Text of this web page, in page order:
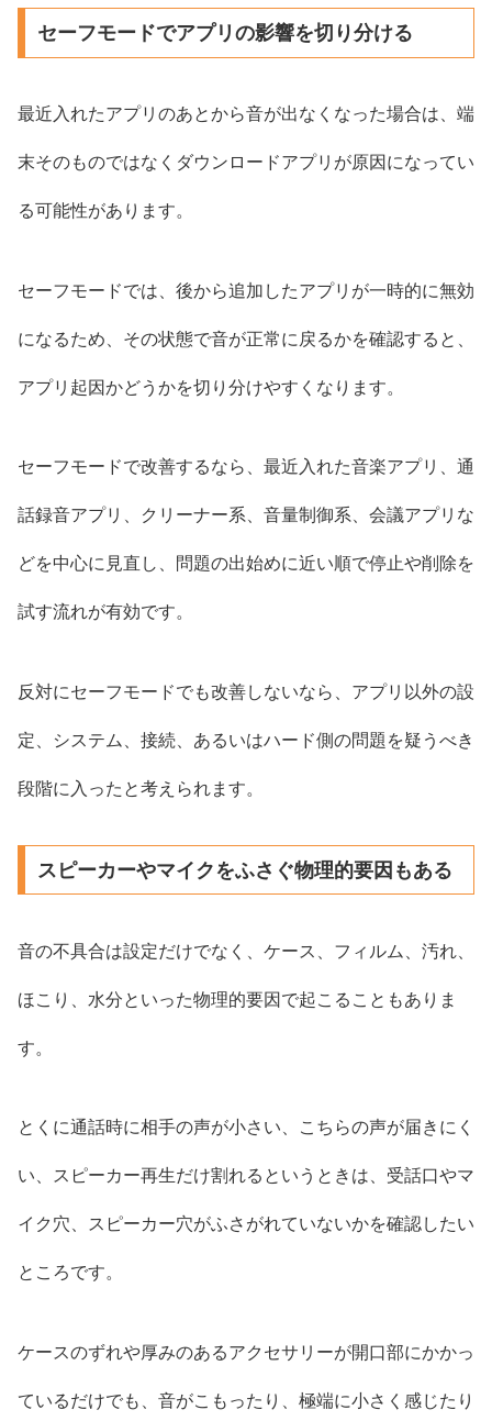
セーフモードでアプリの影響を切り分ける
最近入れたアプリのあとから音が出なくなった場合は、端
末そのものではなくダウンロードアプリが原因になってい
る可能性があります。
セーフモードでは、後から追加したアプリが一時的に無効
になるため、その状態で音が正常に戻るかを確認すると、
アプリ起因かどうかを切り分けやすくなります。
セーフモードで改善するなら、最近入れた音楽アプリ、通
話録音アプリ、クリーナー系、音量制御系、会議アプリな
どを中心に見直し、問題の出始めに近い順で停止や削除を
試す流れが有効です。
反対にセーフモードでも改善しないなら、アプリ以外の設
定、システム、接続、あるいはハード側の問題を疑うべき
段階に入ったと考えられます。
スピーカーやマイクをふさぐ物理的要因もある
音の不具合は設定だけでなく、ケース、フィルム、汚れ、
ほこり、水分といった物理的要因で起こることもありま
す。
とくに通話時に相手の声が小さい、こちらの声が届きにく
い、スピーカー再生だけ割れるというときは、受話口やマ
イク穴、スピーカー穴がふさがれていないかを確認したい
ところです。
ケースのずれや厚みのあるアクセサリーが開口部にかかっ
ているだけでも、音がこもったり、極端に小さく感じたり